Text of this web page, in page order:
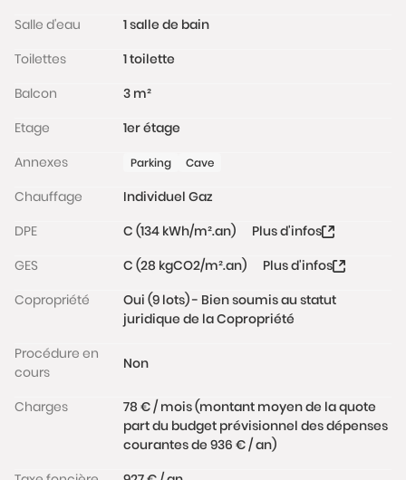
Salle d'eau
1 salle de bain
Toilettes
1 toilette
Balcon
3 m²
Etage
1er étage
Annexes
Parking Cave
Chauffage
Individuel Gaz
DPE
C (134 kWh/m².an)
Plus d'infos
GES
C (28 kgCO2/m².an)
Plus d'infos
Copropriété
Oui (9 lots) - Bien soumis au statut
juridique de la Copropriété
Procédure en
cours
Non
Charges
78 € / mois (montant moyen de la quote
part du budget prévisionnel des dépenses
courantes de 936 € / an)